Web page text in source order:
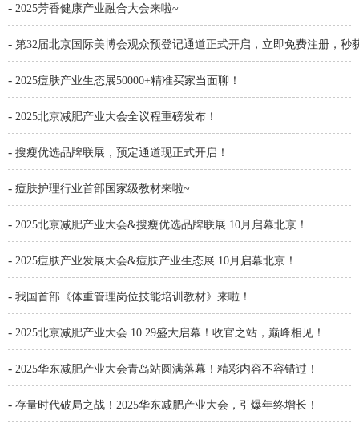
- 2025芳香健康产业融合大会来啦~
- 第32届北京国际美博会观众预登记通道正式开启，立即免费注册，秒
- 2025痘肤产业生态展50000+精准买家当面聊！
- 2025北京减肥产业大会全议程重磅发布！
- 搜瘦优选品牌联展，预定通道现正式开启！
- 痘肤护理行业首部国家级教材来啦~
- 2025北京减肥产业大会&搜瘦优选品牌联展 10月启幕北京！
- 2025痘肤产业发展大会&痘肤产业生态展 10月启幕北京！
- 我国首部《体重管理岗位技能培训教材》来啦！
- 2025北京减肥产业大会 10.29盛大启幕！收官之站，巅峰相见！
- 2025华东减肥产业大会青岛站圆满落幕！精彩内容不容错过！
- 存量时代破局之战！2025华东减肥产业大会，引爆年终增长！